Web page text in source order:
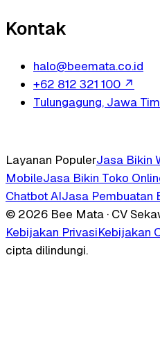
Kontak
halo@beemata.co.id
+62 812 321 100 ↗
Tulungagung, Jawa
Layanan PopulerJasa Bikin
MobileJasa Bikin Toko
Chatbot AIJasa Pembuatan
© 2026 Bee Mata · CV
Kebijakan PrivasiKebijakan
cipta dilindungi.